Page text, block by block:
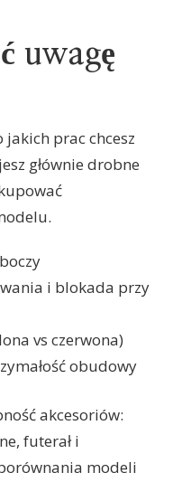
uwagę
jakich prac chcesz
głównie drobne
i blokada przy
vs czerwona)
obudowy
akcesoriów:
futerał i
modeli